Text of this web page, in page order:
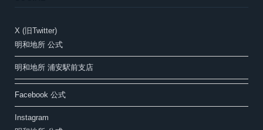
X (旧Twitter)
明和地所 公式
明和地所 浦安駅前支店
Facebook 公式
Instagram